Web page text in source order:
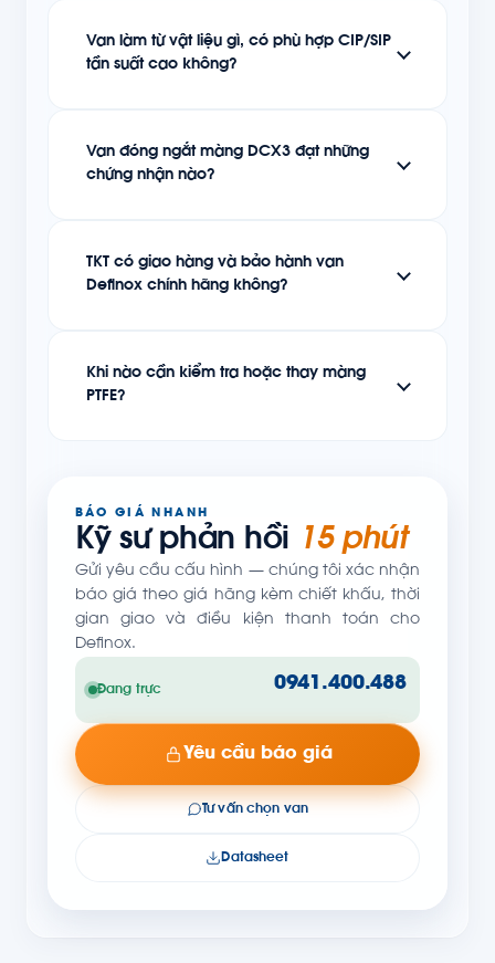
Van làm từ vật liệu gì, có phù hợp CIP/SIP
tần suất cao không?
Van đóng ngắt màng DCX3 đạt những
chứng nhận nào?
TKT có giao hàng và bảo hành van
Definox chính hãng không?
Khi nào cần kiểm tra hoặc thay màng
PTFE?
BÁO GIÁ NHANH
Kỹ sư phản hồi 15 phút
Gửi yêu cầu cấu hình — chúng tôi xác nhận
báo giá theo giá hãng kèm chiết khấu, thời
gian giao và điều kiện thanh toán cho
Definox.
Đang trực 0941.400.488
Yêu cầu báo giá
Tư vấn chọn van
Datasheet